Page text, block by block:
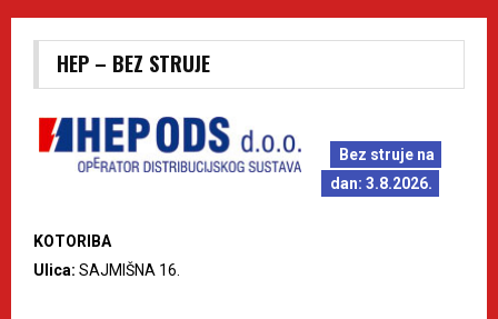
HEP – BEZ STRUJE
Bez struje na
dan: 3.8.2026.
KOTORIBA
Ulica: SAJMIŠNA 16.